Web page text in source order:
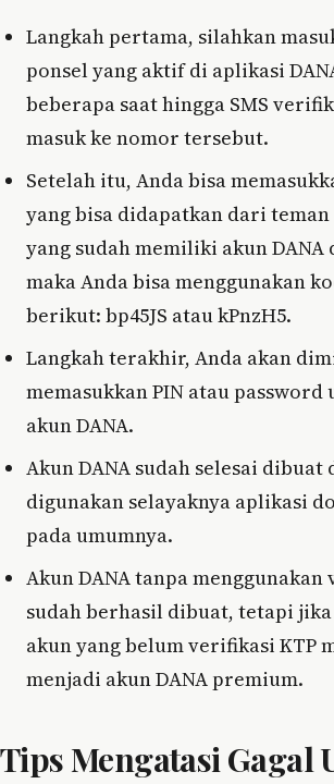
Langkah pertama, silahkan
ponsel yang aktif di aplikasi
beberapa saat hingga SMS
masuk ke nomor tersebut.
Setelah itu, Anda bisa
yang bisa didapatkan dari
yang sudah memiliki akun DANA
maka Anda bisa menggunakan
berikut: bp45JS atau kPnzH5.
Langkah terakhir, Anda akan
memasukkan PIN atau password
akun DANA.
Akun DANA sudah selesai dibuat
digunakan selayaknya aplikasi
pada umumnya.
Akun DANA tanpa menggunakan
sudah berhasil dibuat, tetapi
akun yang belum verifikasi KTP
menjadi akun DANA premium.
Tips Mengatasi Gagal